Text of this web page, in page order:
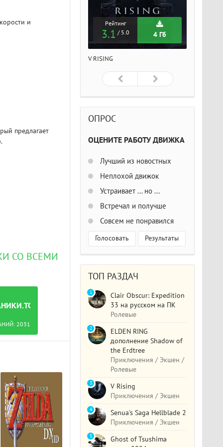
и
предлагает
СО ВСЕМИ
2031
Рейтинг Рейтинг
3.1 / 5.0 4 Гб
V RISING
ОПРОС
ОЦЕНИТЕ РАБОТУ ДВИЖКА
Лучший из новостных
Неплохой движок
Устраивает ... но ...
Встречал и получше
Совсем не понравился
Голосовать Результаты
ТОП РАЗДАЧ
Clair Obscur: Expedition
33 на русском на ПК
Ролевые
1
ELDEN RING
дополнение Shadow of
the Erdtree
Приключения / Экшен /
Ролевые
2
V Rising
Приключения / Экшен
3
Senua's Saga Hellblade 2
Приключения / Экшен
4
Ghost of Tsushima
5